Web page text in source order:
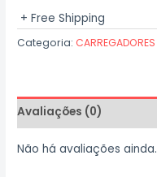
+ Free Shipping
Categoria: CARREGADORES
Avaliações (0)
Não há avaliações ainda.